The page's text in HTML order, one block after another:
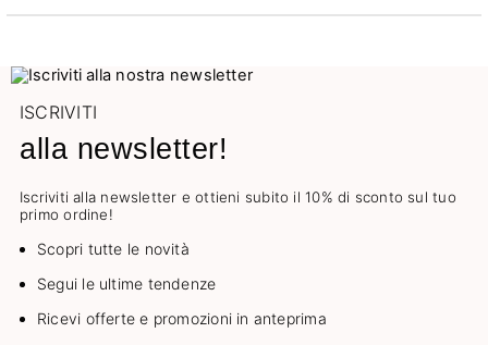
ISCRIVITI
alla newsletter!
Iscriviti alla newsletter e ottieni subito il 10% di sconto sul tuo
primo ordine!
Scopri tutte le novità
Segui le ultime tendenze
Ricevi offerte e promozioni in anteprima